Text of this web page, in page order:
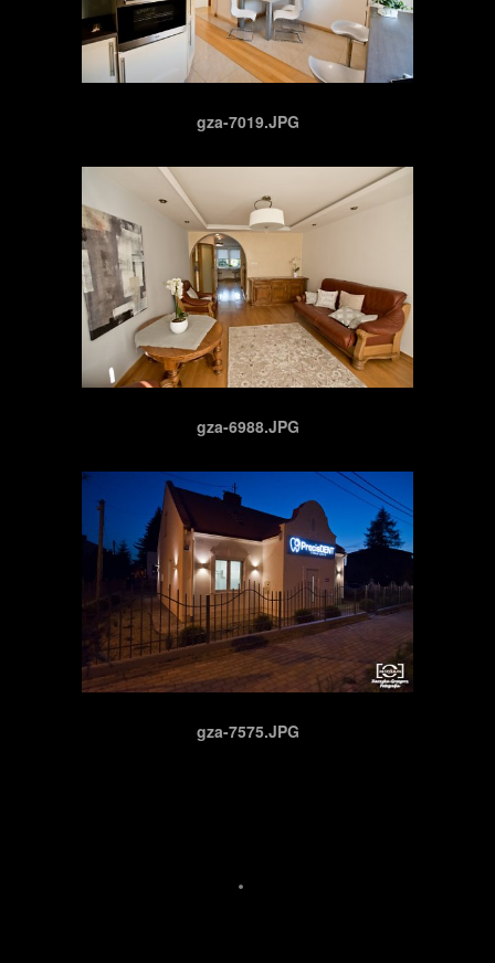
gza-7019.JPG
gza-6988.JPG
gza-7575.JPG